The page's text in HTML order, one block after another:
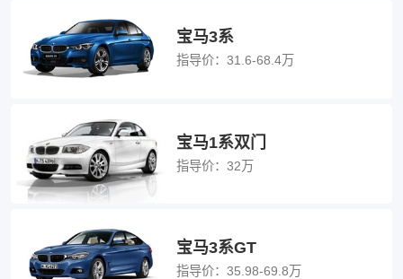
宝马3系
指导价： 31.6-68.4万
宝马1系双门
指导价： 32万
宝马3系GT
指导价： 35.98-69.8万